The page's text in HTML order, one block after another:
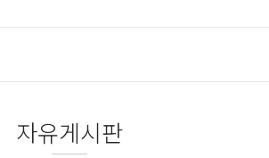
자유게시판